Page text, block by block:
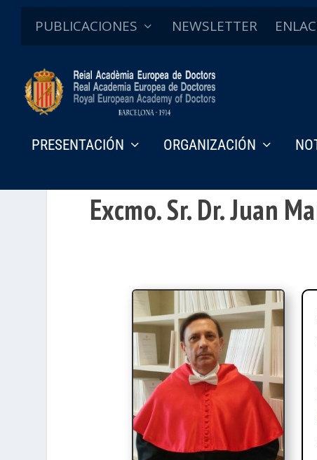
PUBLICACIONES NEWSLETTER
PRESENTACIÓN ORGANIZACIÓN
Excmo. Sr. Dr. Juan